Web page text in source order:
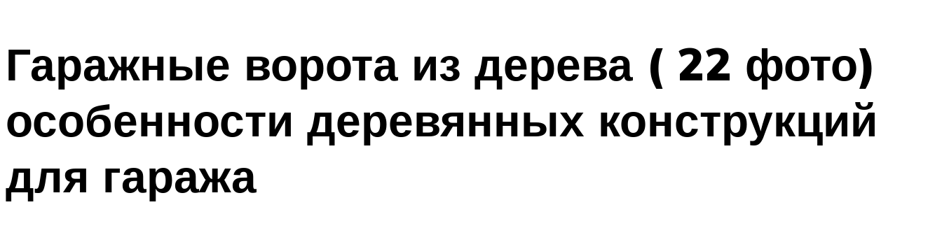
Гаражные ворота из дерева ( 22 фото)
особенности деревянных конструкций
для гаража